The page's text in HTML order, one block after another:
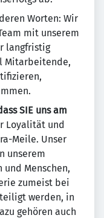
Worten: Wir
mit unserem
langfristig
Mitarbeitende,
SIE uns am
Loyalität und
Meile. Unser
unserem
Menschen,
zumeist bei
werden, in
gehören auch